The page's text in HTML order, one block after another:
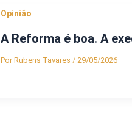
Opinião
A Reforma é boa. A
PorRubens Tavares / 29/05/2026